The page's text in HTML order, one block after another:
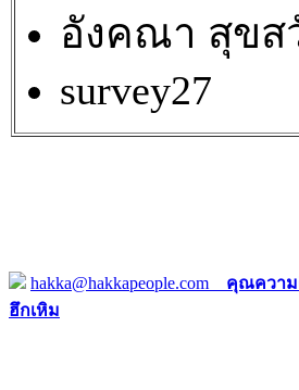
อังคณา สุขส
survey27
hakka@hakkapeople.com คุณความ
ฮึกเหิม